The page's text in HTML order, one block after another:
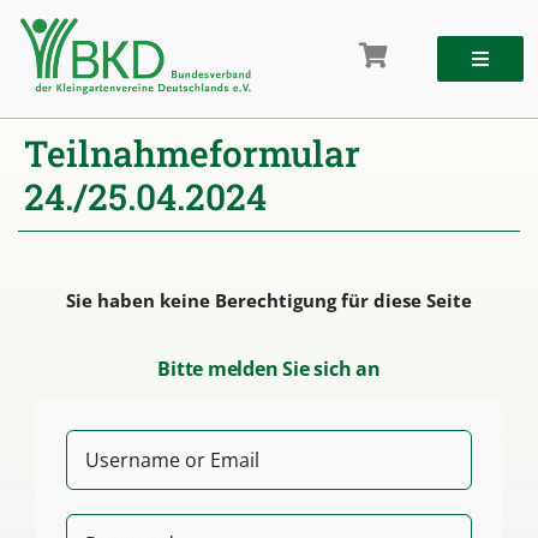
Zum
Inhalt
springen
Teilnahmeformular
24./25.04.2024
Sie haben keine Berechtigung für diese Seite
Bitte melden Sie sich an